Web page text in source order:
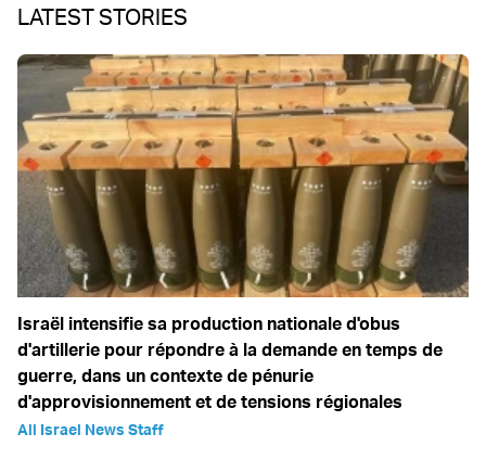
LATEST STORIES
Israël intensifie sa production nationale d'obus
d'artillerie pour répondre à la demande en temps de
guerre, dans un contexte de pénurie
d'approvisionnement et de tensions régionales
All Israel News Staff